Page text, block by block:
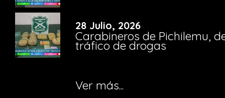
28 Julio, 2026
Carabineros de Pichilemu,
tráfico de drogas
Ver más...